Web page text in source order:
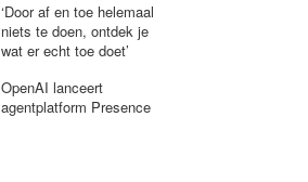
‘Door af en toe helemaal
niets te doen, ontdek je
wat er echt toe doet’
OpenAI lanceert
agentplatform Presence